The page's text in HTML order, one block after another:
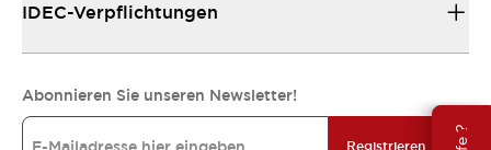
IDEC-Verpflichtungen
Abonnieren Sie unseren Newsletter!
Registrieren